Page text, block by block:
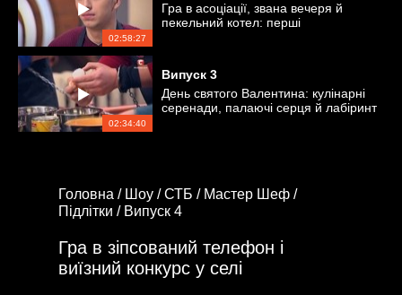
02:58:27
Гра в асоціації, звана вечеря й
пекельний котел: перші
02:34:40
Випуск 3
День святого Валентина: кулінарні
серенади, палаючі серця й лабіринт
Головна / Шоу /СТБ / Мастер Шеф /
Підлітки / Випуск 4
Гра в зіпсований телефон і
виїзний конкурс у селі